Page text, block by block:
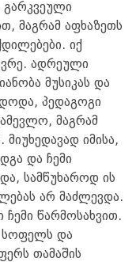
გარკვეული
მაგრამ აფხაზეთს
იქ
ადრეული
მუსიკას და
პედაგოგი
მაგრამ
იმისა,
და ჩემი
სამწუხაროდ ის
არ მაძლევდა.
წარმოსახვით.
სოფელს და
თამაშის